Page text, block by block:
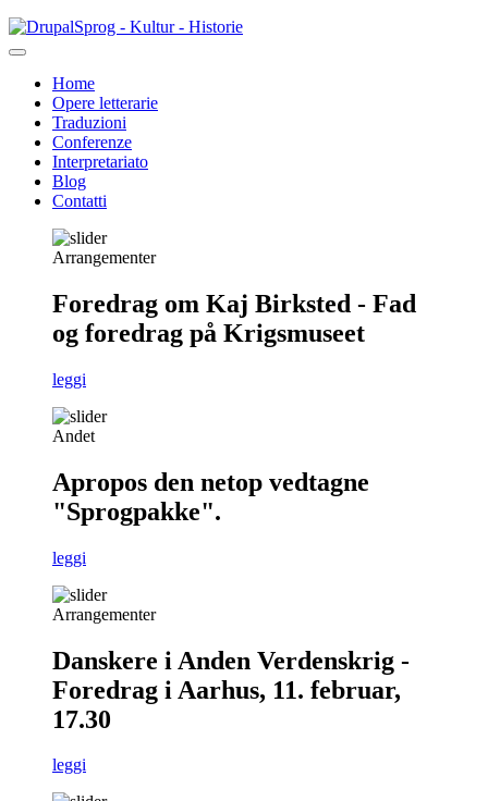
Salta
al
principale
Sprog - Kultur - Historie
Primær
navigation
Home
Opere letterarie
Traduzioni
Conferenze
Interpretariato
Blog
Contatti
Arrangementer
Foredrag om Kaj Birksted - Fad
og foredrag på Krigsmuseet
leggi
Andet
Apropos den netop vedtagne
"Sprogpakke".
leggi
Arrangementer
Danskere i Anden Verdenskrig -
Foredrag i Aarhus, 11. februar,
17.30
leggi